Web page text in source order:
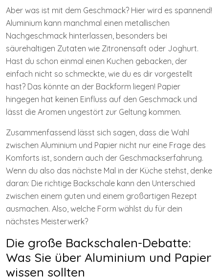
Aber was ist mit dem Geschmack? Hier wird es spannend!
Aluminium kann manchmal einen metallischen
Nachgeschmack hinterlassen, besonders bei
säurehaltigen Zutaten wie Zitronensaft oder Joghurt.
Hast du schon einmal einen Kuchen gebacken, der
einfach nicht so schmeckte, wie du es dir vorgestellt
hast? Das könnte an der Backform liegen! Papier
hingegen hat keinen Einfluss auf den Geschmack und
lässt die Aromen ungestört zur Geltung kommen.
Zusammenfassend lässt sich sagen, dass die Wahl
zwischen Aluminium und Papier nicht nur eine Frage des
Komforts ist, sondern auch der Geschmackserfahrung.
Wenn du also das nächste Mal in der Küche stehst, denke
daran: Die richtige Backschale kann den Unterschied
zwischen einem guten und einem großartigen Rezept
ausmachen. Also, welche Form wählst du für dein
nächstes Meisterwerk?
Die große Backschalen-Debatte:
Was Sie über Aluminium und Papier
wissen sollten